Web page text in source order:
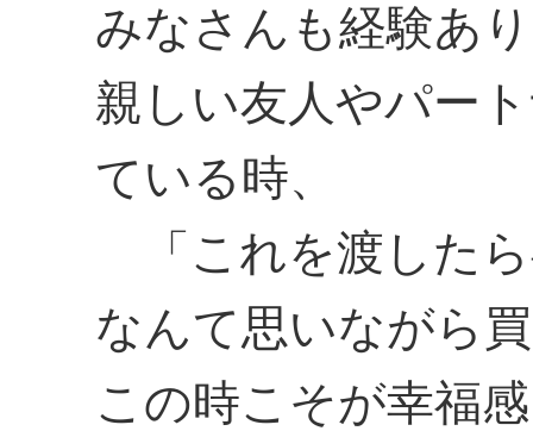
みなさんも経験あ
親しい友人やパー
ている時、
「これを渡した
なんて思いながら
この時こそが幸福